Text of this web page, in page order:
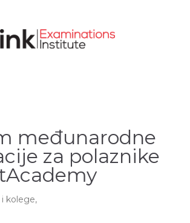
međunarodne
za polaznike
kolege,